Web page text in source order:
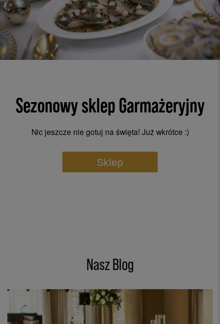
Sezonowy sklep Garmażeryjny
Nic jeszcze nie gotuj na święta! Już wkrótce :)
Sklep
Nasz Blog